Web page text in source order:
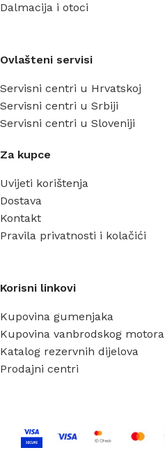
Dalmacija i otoci
Ovlašteni servisi
Servisni centri u Hrvatskoj
Servisni centri u Srbiji
Servisni centri u Sloveniji
Za kupce
Uvijeti korištenja
Dostava
Kontakt
Pravila privatnosti i kolačići
Korisni linkovi
Kupovina gumenjaka
Kupovina vanbrodskog motora
Katalog rezervnih dijelova
Prodajni centri